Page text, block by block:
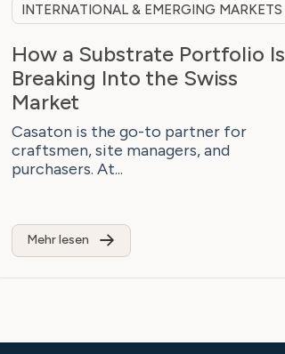
INTERNATIONAL & EMERGING MARKETS
How a Substrate Portfolio Is
Breaking Into the Swiss
Market
Casaton is the go-to partner for
craftsmen, site managers, and
purchasers. At...
Mehr lesen